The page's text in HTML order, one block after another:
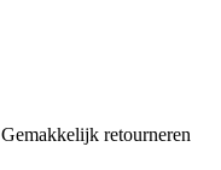
Gemakkelijk retourneren